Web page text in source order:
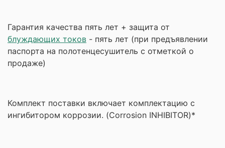
Гарантия качества пять лет + защита от
блуждающих токов - пять лет (при предъявлении
паспорта на полотенцесушитель с отметкой о
продаже)
Комплект поставки включает комплектацию с
ингибитором коррозии. (Corrosion INHIBITOR)*